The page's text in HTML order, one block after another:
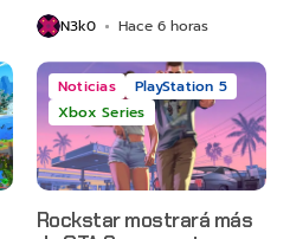
N3k0 Hace 6 horas
Noticias
PlayStation 5
Xbox Series
Rockstar mostrará más